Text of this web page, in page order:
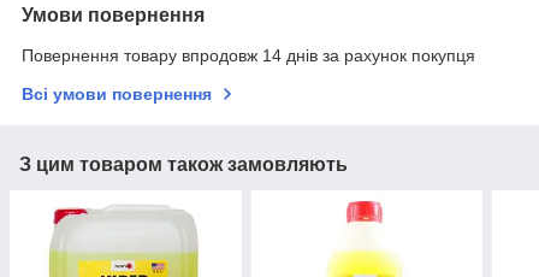
Умови повернення
Повернення товару впродовж 14 днів за рахунок покупця
Всі умови повернення
З цим товаром також замовляють